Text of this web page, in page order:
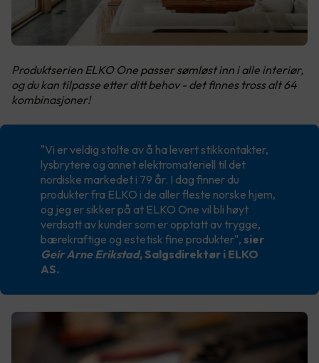
Produktserien ELKO One passer sømløst inn i alle interiør,
og du kan tilpasse etter ditt behov - det finnes tross alt 64
kombinasjoner!
"Vi er veldig stolte av å ha levert stikkontakter,
lysbrytere og annet elektromateriell til det
nordiske markedet i 79 år. I dag finner du
produkter fra ELKO i de aller fleste norske hjem,
og jeg er sikker på at ELKO One vil bli høyt
verdsatt av kunder som er opptatt av trygge,
bærekraftige og estetisk fine produkter", sier
Geir Arne Erikstad, Salgsdirektør i ELKO
AS.